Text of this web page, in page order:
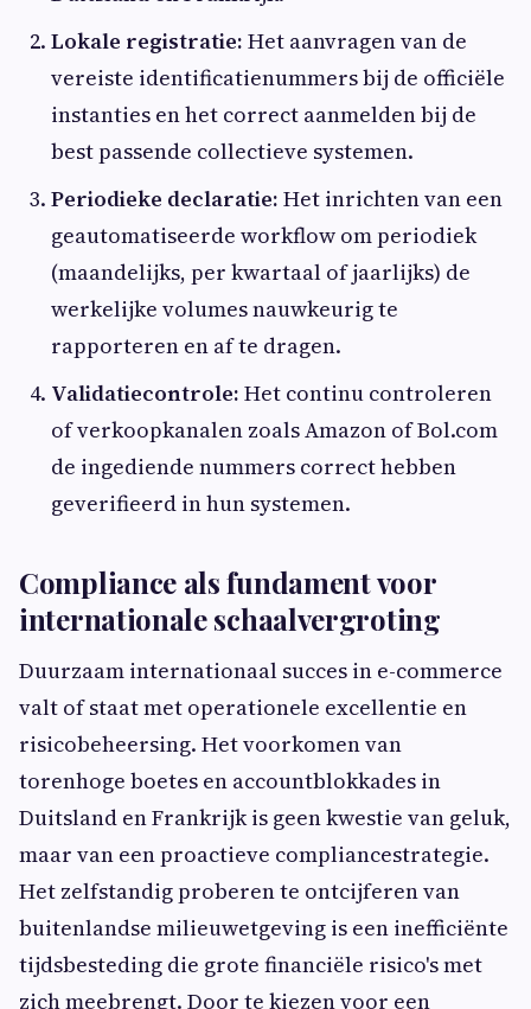
Lokale registratie: Het aanvragen van de
vereiste identificatienummers bij de officiële
instanties en het correct aanmelden bij de
best passende collectieve systemen.
Periodieke declaratie: Het inrichten van een
geautomatiseerde workflow om periodiek
(maandelijks, per kwartaal of jaarlijks) de
werkelijke volumes nauwkeurig te
rapporteren en af te dragen.
Validatiecontrole: Het continu controleren
of verkoopkanalen zoals Amazon of Bol.com
de ingediende nummers correct hebben
geverifieerd in hun systemen.
Compliance als fundament voor
internationale schaalvergroting
Duurzaam internationaal succes in e-commerce
valt of staat met operationele excellentie en
risicobeheersing. Het voorkomen van
torenhoge boetes en accountblokkades in
Duitsland en Frankrijk is geen kwestie van geluk,
maar van een proactieve compliancestrategie.
Het zelfstandig proberen te ontcijferen van
buitenlandse milieuwetgeving is een inefficiënte
tijdsbesteding die grote financiële risico's met
zich meebrengt. Door te kiezen voor een